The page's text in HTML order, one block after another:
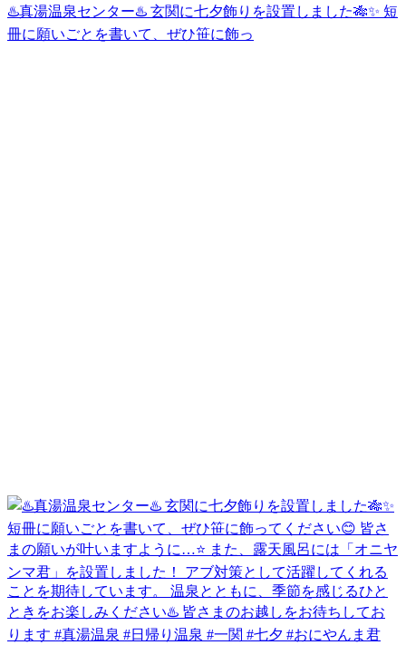
♨️真湯温泉センター♨️ 玄関に七夕飾りを設置しました🎋✨ 短
冊に願いごとを書いて、ぜひ笹に飾っ